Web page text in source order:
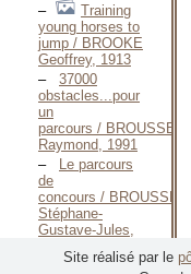
Training
young horses to
jump / BROOKE
Geoffrey, 1913
37000
obstacles...pour
un
parcours / BROUSSE
Raymond, 1991
Le parcours
de
concours / BROUSSET
Stéphane-
Gustave-Jules,
Le dressage
Site réalisé par le